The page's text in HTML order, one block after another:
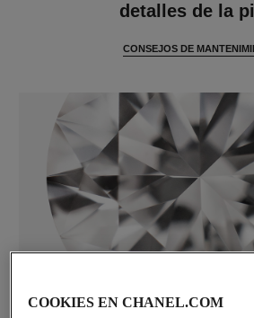
detalles de la
CONSEJOS DE
50 diamantes talla brillante con un
COOKIES EN CHANEL.COM